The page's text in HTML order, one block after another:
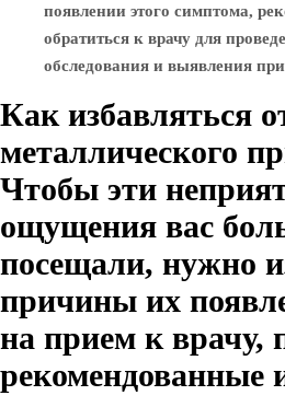
появлении этого симптома,
обратиться к врачу для
обследования и выявления
Как избавляться
металлического
Чтобы эти
ощущения вас
посещали, нужно
причины их
на прием к врачу,
рекомендованные